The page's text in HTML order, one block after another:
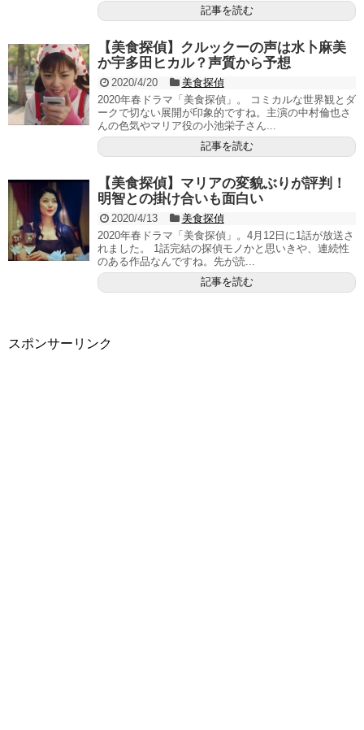
記事を読む
【美食探偵】クルックーの声は水卜麻美
か宇多田ヒカル？声質から予想
2020/4/20
美食探偵
2020年春ドラマ「美食探偵」。 コミカルな世界観とダ
ークで切ない展開が印象的ですね。主演の中村倫也さ
んの色気やマリア役の小池栄子さん...
記事を読む
【美食探偵】マリアの変貌ぶりが評判！
明智との掛け合いも面白い
2020/4/13
美食探偵
2020年春ドラマ「美食探偵」。4月12日に1話が放送さ
れました。 1話完結の探偵モノかと思いきや、連続性
のある作品なんですね。先が読...
記事を読む
スポンサーリンク